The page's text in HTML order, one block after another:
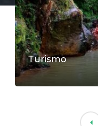
Turismo